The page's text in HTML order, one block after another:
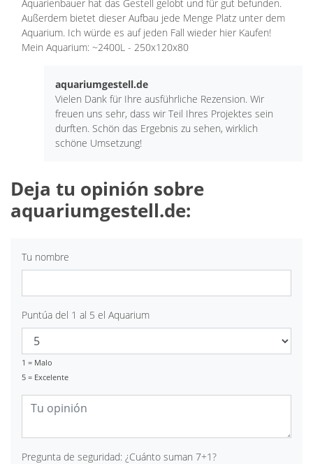
Aquarienbauer hat das Gestell gelobt und für gut befunden.
Außerdem bietet dieser Aufbau jede Menge Platz unter dem
Aquarium. Ich würde es auf jeden Fall wieder hier Kaufen!
Mein Aquarium: ~2400L - 250x120x80
aquariumgestell.de
Vielen Dank für Ihre ausführliche Rezension. Wir
freuen uns sehr, dass wir Teil Ihres Projektes sein
durften. Schön das Ergebnis zu sehen, wirklich
schöne Umsetzung!
Deja tu opinión sobre
aquariumgestell.de:
Tu nombre
Puntúa del 1 al 5 el Aquarium
1 = Malo
5 = Excelente
Pregunta de seguridad: ¿Cuánto suman 7+1?